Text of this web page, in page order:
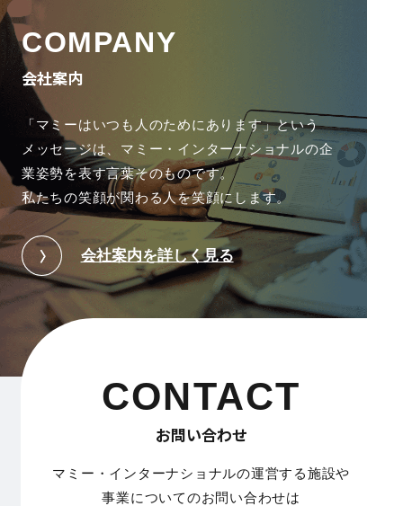
COMPANY
会社案内
「マミーはいつも人のためにあります」という
メッセージは、 マミー・インターナショナルの企
業姿勢を表す言葉そのものです。
私たちの笑顔が関わる人を笑顔にします。
会社案内を詳しく見る
CONTACT
お問い合わせ
マミー・インターナショナルの運営する施設や
事業についてのお問い合わせは